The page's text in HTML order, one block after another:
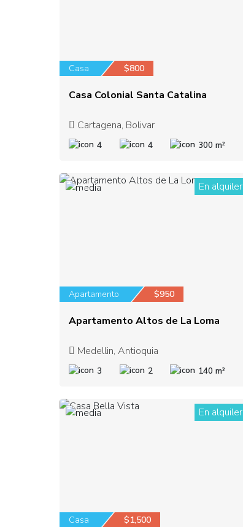
Casa $800
Casa Colonial Santa Catalina
Cartagena, Bolivar
4 4 300 m²
3 En alquiler
Apartamento $950
Apartamento Altos de La Loma
Medellin, Antioquia
3 2 140 m²
1 En alquiler
Casa $1,500